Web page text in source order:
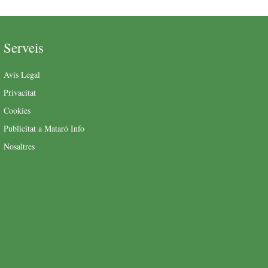
Serveis
Avís Legal
Privacitat
Cookies
Publicitat a Mataró Info
Nosaltres